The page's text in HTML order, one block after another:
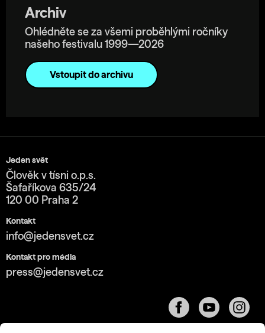
Archiv
Ohlédněte se za všemi proběhlými ročníky
našeho festivalu 1999—2026
Vstoupit do archivu
Jeden svět
Člověk v tísni o.p.s.
Šafaříkova 635/24
120 00 Praha 2
Kontakt
info@jedensvet.cz
Kontakt pro média
press@jedensvet.cz